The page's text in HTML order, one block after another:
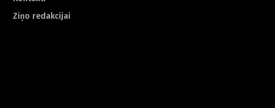
Ziņo redakcijai